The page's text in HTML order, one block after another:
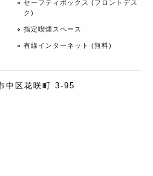
セーフティボックス (フロントデス
ク)
指定喫煙スペース
有線インターネット (無料)
中区花咲町 3-95